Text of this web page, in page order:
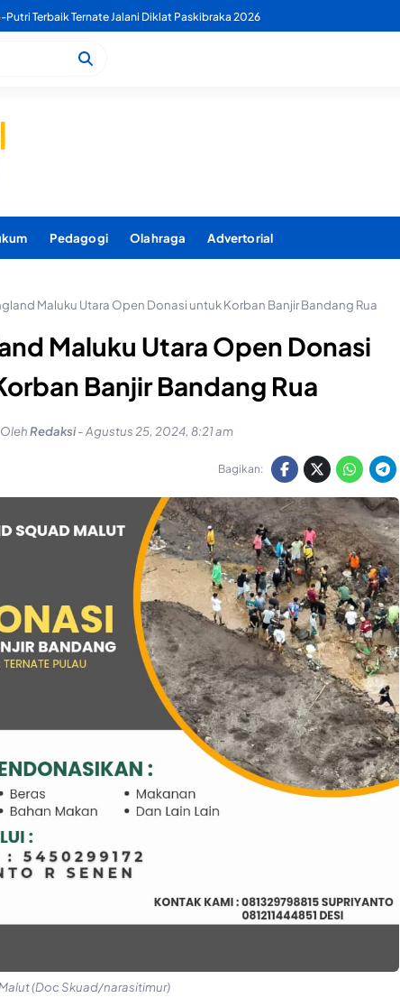
Minta PDAM Benahi Pelayanan Air Bersih Secara Menyeluruh
Pedagogi Olahraga Advertorial
Maluku Utara Open Donasi untuk Korban Banjir Bandang Rua
Maluku Utara Open Donasi
Banjir Bandang Rua
OlehRedaksi -Agustus 25, 2024, 8:21 am
Bagikan:
(Doc Skuad/narasitimur)